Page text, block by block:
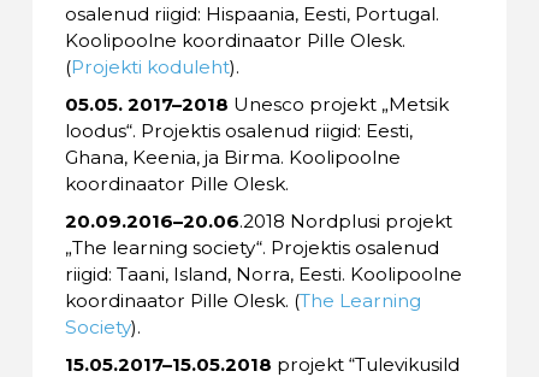
osalenud riigid: Hispaania, Eesti, Portugal.
Koolipoolne koordinaator Pille Olesk.
(Projekti koduleht).
05.05. 2017–2018 Unesco projekt „Metsik
loodus“. Projektis osalenud riigid: Eesti,
Ghana, Keenia, ja Birma. Koolipoolne
koordinaator Pille Olesk.
20.09.2016–20.06.2018 Nordplusi projekt
„The learning society“. Projektis osalenud
riigid: Taani, Island, Norra, Eesti. Koolipoolne
koordinaator Pille Olesk. (The Learning
Society).
15.05.2017–15.05.2018 projekt “Tulevikusild